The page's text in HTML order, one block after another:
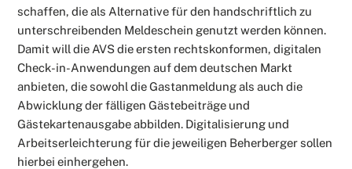
schaffen, die als Alternative für den handschriftlich zu
unterschreibenden Meldeschein genutzt werden können.
Damit will die AVS die ersten rechtskonformen, digitalen
Check-in-Anwendungen auf dem deutschen Markt
anbieten, die sowohl die Gastanmeldung als auch die
Abwicklung der fälligen Gästebeiträge und
Gästekartenausgabe abbilden. Digitalisierung und
Arbeitserleichterung für die jeweiligen Beherberger sollen
hierbei einhergehen.